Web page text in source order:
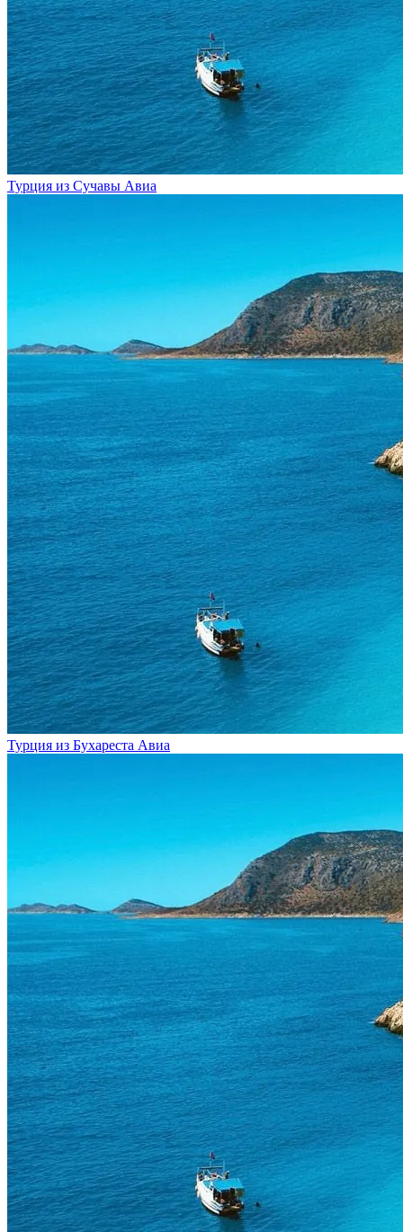
Турция из Сучавы Авиа
Турция из Бухареста Авиа